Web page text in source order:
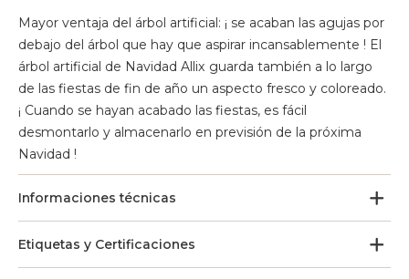
Mayor ventaja del árbol artificial: ¡ se acaban las agujas por
debajo del árbol que hay que aspirar incansablemente ! El
árbol artificial de Navidad Allix guarda también a lo largo
de las fiestas de fin de año un aspecto fresco y coloreado.
¡ Cuando se hayan acabado las fiestas, es fácil
desmontarlo y almacenarlo en previsión de la próxima
Navidad !
Informaciones técnicas
Etiquetas y Certificaciones